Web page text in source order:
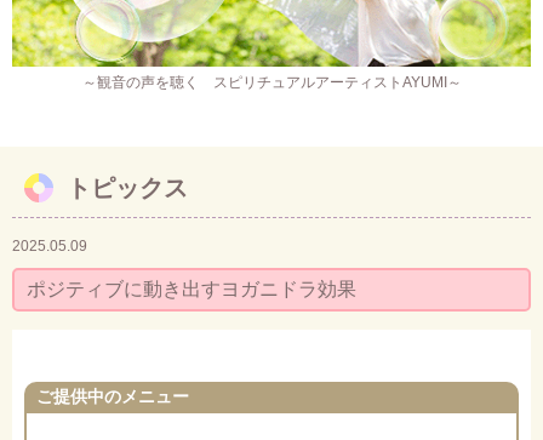
～観音の声を聴く スピリチュアルアーティストAYUMI～
スピリチュアル開花レッスン
レイキヒーラー養成コース・レイキアチューメント
作品販売
イベント・セミナー・お茶会
セミナー・お茶会のご依頼
◆ブログ
トピックス
2025.05.09
ポジティブに動き出すヨガニドラ効果
ご提供中のメニュー